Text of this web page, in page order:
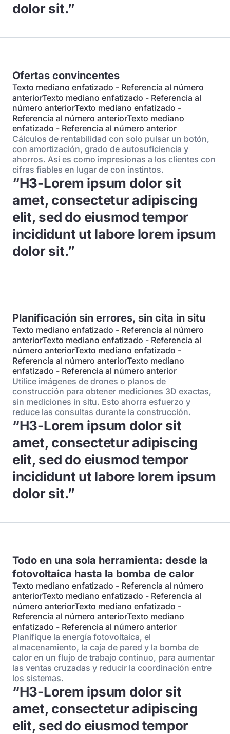
dolor sit.”
Ofertas convincentes
Texto mediano enfatizado - Referencia al número
anteriorTexto mediano enfatizado - Referencia al
número anteriorTexto mediano enfatizado -
Referencia al número anteriorTexto mediano
enfatizado - Referencia al número anterior
Cálculos de rentabilidad con solo pulsar un botón,
con amortización, grado de autosuficiencia y
ahorros. Así es como impresionas a los clientes con
cifras fiables en lugar de con instintos.
“H3-Lorem ipsum dolor sit
amet, consectetur adipiscing
elit, sed do eiusmod tempor
incididunt ut labore lorem ipsum
dolor sit.”
Planificación sin errores, sin cita in situ
Texto mediano enfatizado - Referencia al número
anteriorTexto mediano enfatizado - Referencia al
número anteriorTexto mediano enfatizado -
Referencia al número anteriorTexto mediano
enfatizado - Referencia al número anterior
Utilice imágenes de drones o planos de
construcción para obtener mediciones 3D exactas,
sin mediciones in situ. Esto ahorra esfuerzo y
reduce las consultas durante la construcción.
“H3-Lorem ipsum dolor sit
amet, consectetur adipiscing
elit, sed do eiusmod tempor
incididunt ut labore lorem ipsum
dolor sit.”
Todo en una sola herramienta: desde la
fotovoltaica hasta la bomba de calor
Texto mediano enfatizado - Referencia al número
anteriorTexto mediano enfatizado - Referencia al
número anteriorTexto mediano enfatizado -
Referencia al número anteriorTexto mediano
enfatizado - Referencia al número anterior
Planifique la energía fotovoltaica, el
almacenamiento, la caja de pared y la bomba de
calor en un flujo de trabajo continuo, para aumentar
las ventas cruzadas y reducir la coordinación entre
los sistemas.
“H3-Lorem ipsum dolor sit
amet, consectetur adipiscing
elit, sed do eiusmod tempor